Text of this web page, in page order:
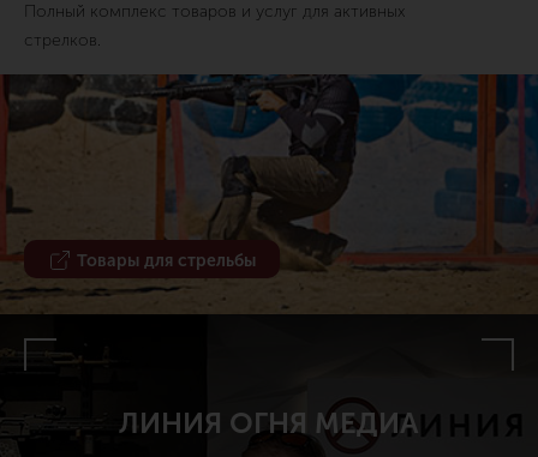
ЛИНИЯ ОГНЯ МЕДИА
Полный комплекс товаров и услуг для активных
стрелков.
Товары для стрельбы